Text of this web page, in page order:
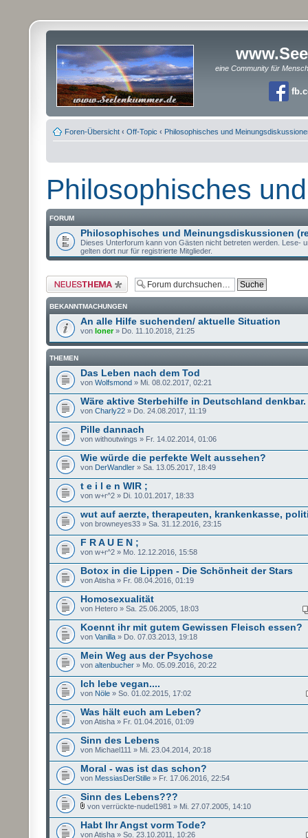
eine Community für
Foren-Übersicht ‹ Off-Topic ‹ Philosophisches und
Philosophisches
FORUM
Philosophisches und Meinungsdiskussionen
Dieses Unterforum kann von Gästen nicht betreten werden. Lese-
gelten dort nur für registrierte Mitglieder.
Neues Thema erstellen
BEKANNTMACHUNGEN
An alle Hilfe suchenden/ aktuelle Situation
von loner» Do. 11.10.2018, 21:25
THEMEN
Das Leben nach dem Tod
von Wolfsmond » Mi. 08.02.2017, 02:21
Wäre aktive Sterbehilfe in Deutschland denkbar.
von Charly22 » Do. 24.08.2017, 11:19
Pille dannach
von withoutwings » Fr. 14.02.2014, 01:06
Wie würde die perfekte Welt aussehen?
von DerWandler » Sa. 13.05.2017, 18:49
t e i l e n WIR ;
von w+r^2 » Di. 10.01.2017, 18:33
wut auf aerzte, therapeuten, krankenkasse,
von browneyes33 » Sa. 31.12.2016, 23:15
F R A U E N ;
von w+r^2 » Mo. 12.12.2016, 15:58
Botox in die Lippen - Die Schönheit der Stars
von Atisha » Fr. 08.04.2016, 01:19
Homosexualität
von Hetero » Sa. 25.06.2005, 18:03
Koennt ihr mit gutem Gewissen Fleisch essen?
von Vanilla » Do. 07.03.2013, 19:18
Mein Weg aus der Psychose
von altenbucher » Mo. 05.09.2016, 20:22
Ich lebe vegan....
von Nöle » So. 01.02.2015, 17:02
Was hält euch am Leben?
von Atisha » Fr. 01.04.2016, 01:09
Sinn des Lebens
von Michael111 » Mi. 23.04.2014, 20:18
Moral - was ist das schon?
von MessiasDerStille » Fr. 17.06.2016, 22:54
Sinn des Lebens???
von verrückte-nudel1981 » Mi. 27.07.2005, 14:10
Habt Ihr Angst vorm Tode?
von Atisha » So. 23.10.2011, 10:26